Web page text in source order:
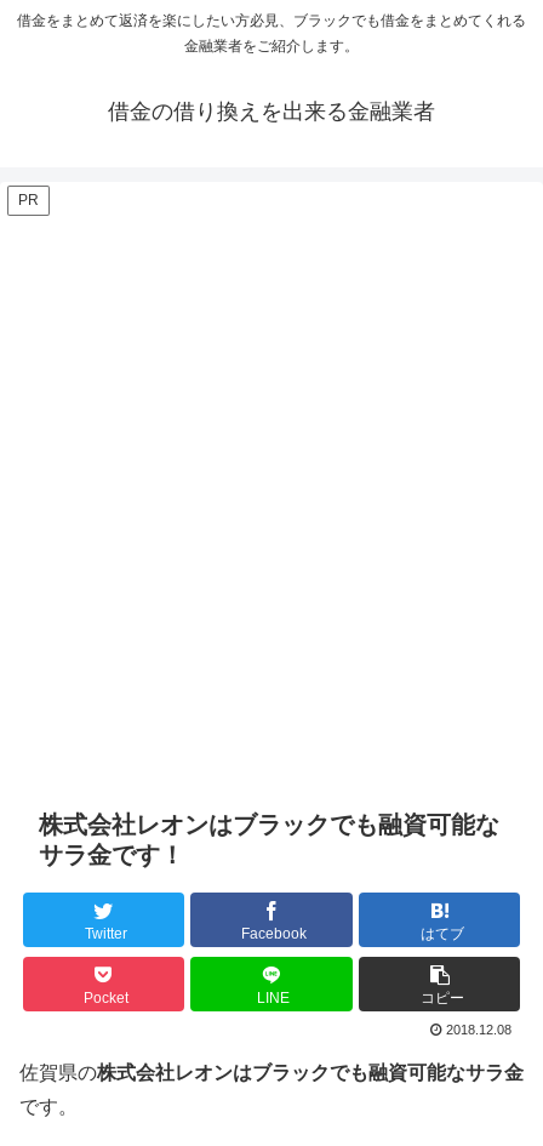
借金をまとめて返済を楽にしたい方必見、ブラックでも借金をまとめてくれる
金融業者をご紹介します。
借金の借り換えを出来る金融業者
PR
株式会社レオンはブラックでも融資可能な
サラ金です！
Twitter Facebook はてブ
Pocket LINE コピー
2018.12.08
佐賀県の株式会社レオンはブラックでも融資可能なサラ金
です。